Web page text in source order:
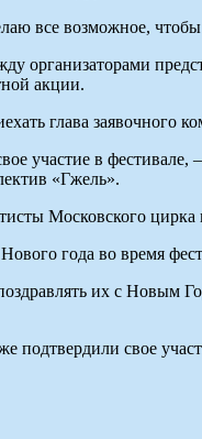
все возможное,
организаторами
акции.
глава заявочного
участие в
«Гжель».
Московского цирка
года во время
их с Новым
подтвердили свое